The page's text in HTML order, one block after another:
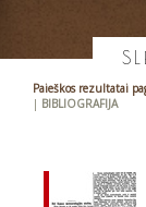
Paieškos rezultatai
| BIBLIOGRAFIJA